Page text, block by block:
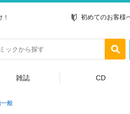
初めてのお客様
雑誌 CD
般